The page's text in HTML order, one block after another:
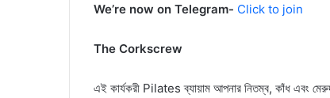
We’re now on Telegram- Click to join
The Corkscrew
এই কার্যকরী Pilates ব্যায়াম আপনার নিতম্ব, কাঁধ এবং